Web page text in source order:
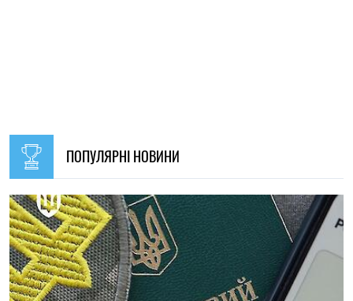
09:30, 31.07.2026
В Україні з 1 серпня оновлять окремі норми мобілізації:
що зміниться для громадян
Ірина Де Люсто